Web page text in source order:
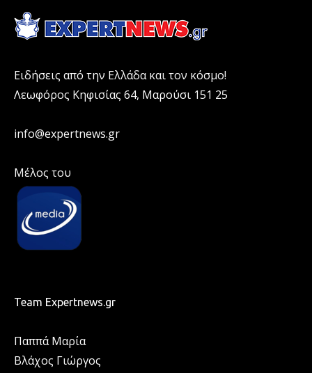
Ειδήσεις από την Ελλάδα και τον κόσμο!
Λεωφόρος Κηφισίας 64, Μαρούσι 151 25
info@expertnews.gr
Μέλος του
Team Expertnews.gr
Παππά Μαρία
Βλάχος Γιώργος